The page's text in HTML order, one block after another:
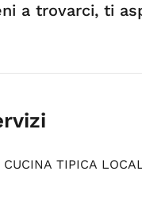
a trovarci, ti
CUCINA TIPICA